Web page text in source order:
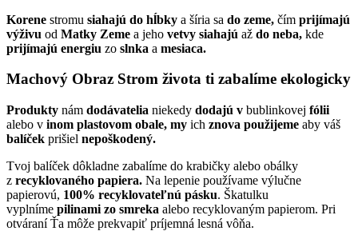
Korene stromu siahajú do hĺbky a šíria sa do zeme, čím prijímajú
výživu od Matky Zeme a jeho vetvy siahajú až do neba, kde
prijímajú energiu zo slnka a mesiaca.
Machový Obraz Strom života ti zabalíme ekologicky
Produkty nám dodávatelia niekedy dodajú v bublinkovej fólii
alebo v inom plastovom obale, my ich znova použijeme aby váš
balíček prišiel nepoškodený.
Tvoj balíček dôkladne zabalíme do krabičky alebo obálky
z recyklovaného papiera. Na lepenie používame výlučne
papierovú, 100% recyklovateľnú pásku. Škatulku
vyplníme pilinami zo smreka alebo recyklovaným papierom. Pri
otváraní Ťa môže prekvapiť príjemná lesná vôňa.